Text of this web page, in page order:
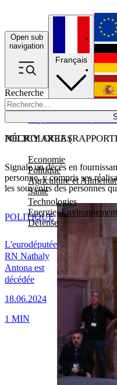
Open sub
navigation
Recherche
POLICY AREAS
Economie
Politique
Agriculture et
Santé
Technologies
Energie,
Défense
Français
NÉCROLOGIE
Signale un décès en
personne, y compris ses
les souvenirs des personnes
L'eurodéputée
RN Nathaly
Antona est
décédée
18.06.2024
POLITIQUE
1 MIN